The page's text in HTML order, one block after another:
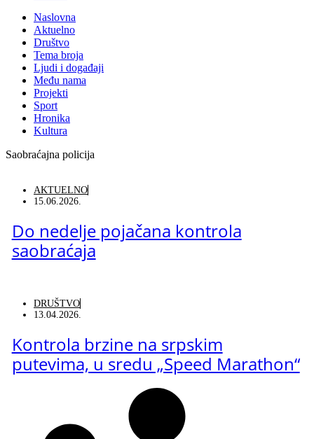
Naslovna
Aktuelno
Društvo
Tema broja
Ljudi i događaji
Među nama
Projekti
Sport
Hronika
Kultura
Saobraćajna policija
AKTUELNO
15.06.2026.
Do nedelje pojačana kontrola
saobraćaja
DRUŠTVO
13.04.2026.
Kontrola brzine na srpskim
putevima, u sredu „Speed Marathon“